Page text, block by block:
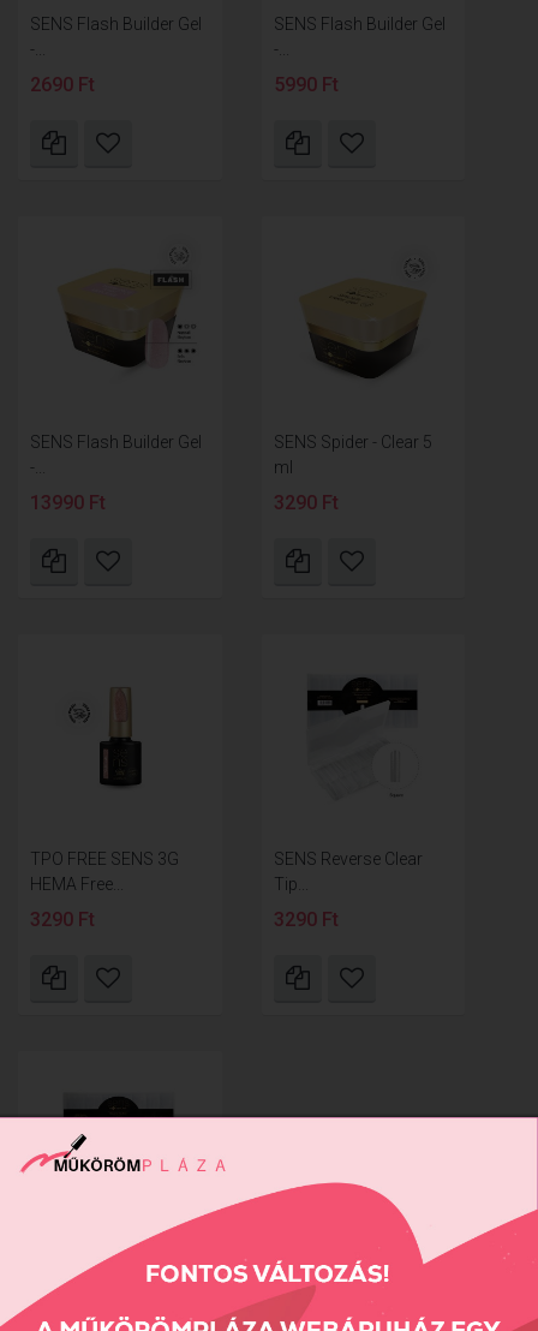
SENS Flash Builder Gel
-...
2690 Ft
SENS Flash Builder Gel
-...
5990 Ft
SENS Flash Builder Gel
-...
13990 Ft
SENS Spider - Clear 5
ml
3290 Ft
TPO FREE SENS 3G
HEMA Free...
3290 Ft
SENS Reverse Clear
Tip...
3290 Ft
SENS Reverse Clear
Tip...